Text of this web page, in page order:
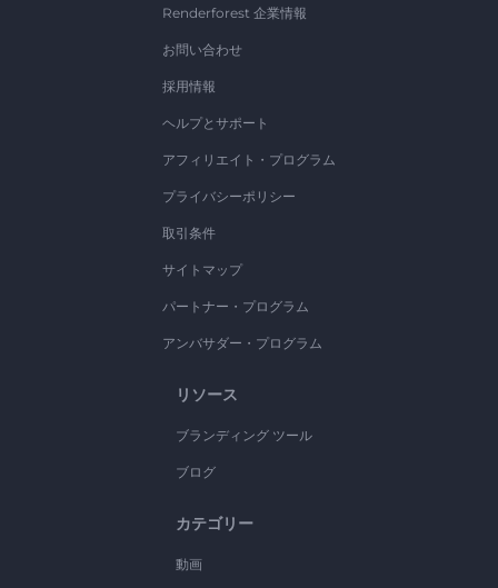
Renderforest 企業情報
お問い合わせ
採用情報
ヘルプとサポート
アフィリエイト・プログラム
プライバシーポリシー
取引条件
サイトマップ
パートナー・プログラム
アンバサダー・プログラム
リソース
ブランディング ツール
ブログ
カテゴリー
動画